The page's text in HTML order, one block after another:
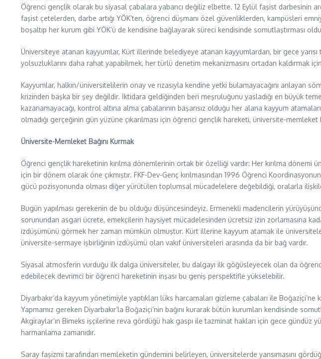
Öğrenci gençlik olarak bu siyasal çabalara yabancı değiliz elbette. 12 Eylül faşist darbesinin
faşist çetelerden, darbe artığı YÖK’ten, öğrenci düşmanı özel güvenliklerden, kampüsleri
boşaltıp her kurum gibi YÖK’ü de kendisine bağlayarak süreci kendisinde somutlaştırması
Üniversiteye atanan kayyumlar, Kürt illerinde belediyeye atanan kayyumlardan, bir gece yarısı
yolsuzluklarını daha rahat yapabilmek, her türlü denetim mekanizmasını ortadan kaldırmak
Kayyumlar, halkın/üniversitelilerin onay ve rızasıyla kendine yetki bulamayacağını anlayan
krizinden başka bir şey değildir. İktidara geldiğinden beri meşruluğunu yasladığı en büyük
kazanamayacağı, kontrol altına alma çabalarının başarısız olduğu her alana kayyum
olmadığı gerçeğinin gün yüzüne çıkarılması için öğrenci gençlik hareketi, üniversite-
Üniversite-Memleket Bağını Kurmak
Öğrenci gençlik hareketinin kırılma dönemlerinin ortak bir özelliği vardır: Her kırılma
için bir dönem olarak öne çıkmıştır. FKF-Dev-Genç kırılmasından 1996 Öğrenci
gücü pozisyonunda olması diğer yürütülen toplumsal mücadelelere değebildiği, oralarla
Bugün yapılması gerekenin de bu olduğu düşüncesindeyiz. Ermenekli madencilerin
sorunundan asgari ücrete, emekçilerin haysiyet mücadelesinden ücretsiz izin zorlamasına
izdüşümünü görmek her zaman mümkün olmuştur. Kürt illerine kayyum atamak ile
üniversite-sermaye işbirliğinin izdüşümü olan vakıf üniversiteleri arasında da bir bağ vardır.
Siyasal atmosferin vurduğu ilk dalga üniversiteler, bu dalgayı ilk göğüsleyecek olan da
edebilecek devrimci bir öğrenci hareketinin inşası bu geniş perspektifle yükselebilir.
Diyarbakır’da kayyum yönetimiyle yaptıkları lüks harcamaları gizleme çabaları ile
Yapmamız gereken Diyarbakır’la Boğaziçi’nin bağını kurarak bütün kurumları kendisinde
Akgiraylar’ın Bimeks işçilerine reva gördüğü hak gaspı ile tazminat hakları için gece gündüz
harmanlama zamanıdır.
Saray faşizmi tarafından memleketin gündemini belirleyen, üniversitelerde yansımasını